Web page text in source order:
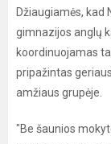
Džiaugiamės, kad
gimnazijos anglų
koordinuojamas
pripažintas
amžiaus grupėje.
"Be šaunios